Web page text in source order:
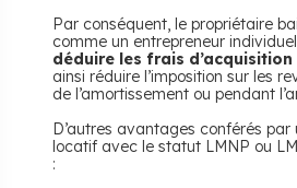
Par conséquent, le propriétaire
comme un entrepreneur
déduire les frais d’acquisition
ainsi réduire l’imposition sur les
de l’amortissement ou pendant
D’autres avantages conférés par
locatif avec le statut LMNP ou
: